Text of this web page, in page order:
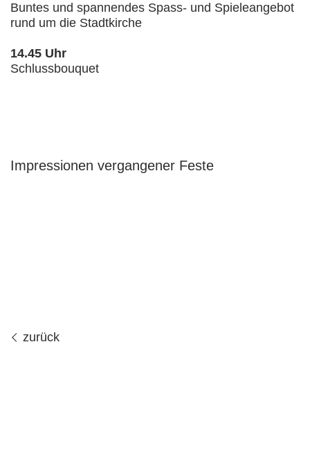
Buntes und spannendes Spass- und Spieleangebot
rund um die Stadtkirche
14.45 Uhr
Schlussbouquet
Impressionen vergangener Feste
zurück